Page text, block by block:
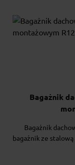
Bagażnik
Bagażnik
bagażnik ze